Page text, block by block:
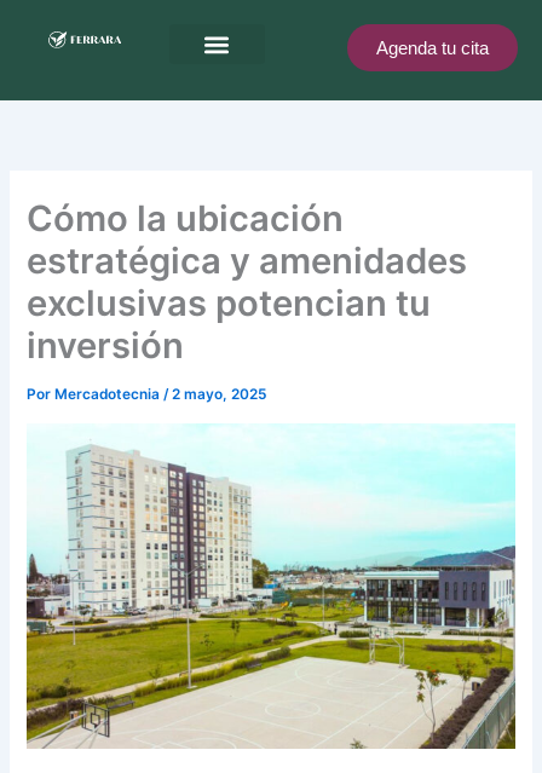
Agenda tu cita
Cómo la ubicación
estratégica y amenidades
exclusivas potencian tu
inversión
Por Mercadotecnia/2 mayo, 2025